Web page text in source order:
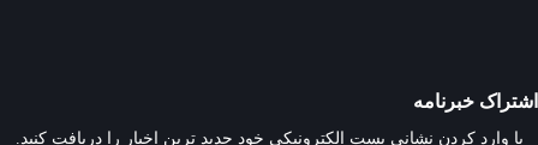
اشتراک خبرنامه
با وارد کردن نشانی پست الکترونیکی خود جدید ترین اخبار را دریافت کنید.